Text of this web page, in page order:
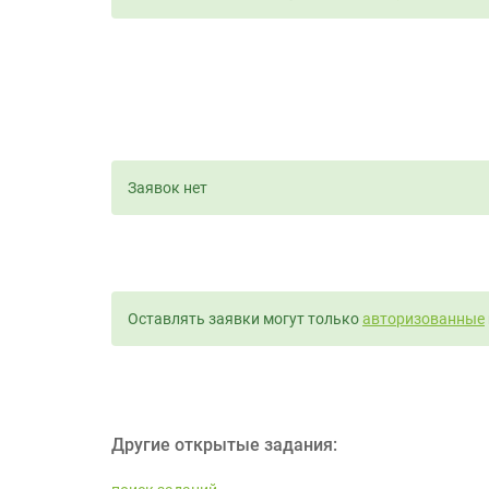
Заявок нет
Оставлять заявки могут толькоавторизованные
Другие открытые задания: